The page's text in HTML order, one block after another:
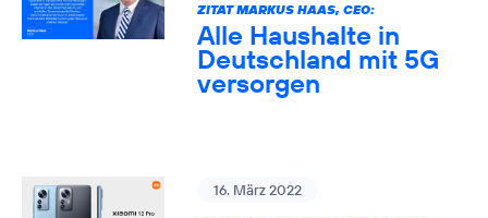
ZITAT MARKUS HAAS, CEO:
Alle Haushalte in
Deutschland mit 5G
versorgen
16. März 2022